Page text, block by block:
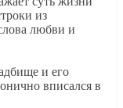
из
любви и
и его
вписался в